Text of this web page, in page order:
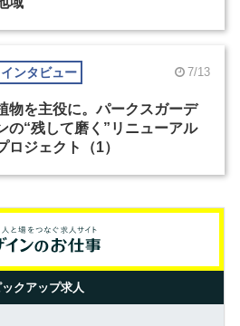
インタビュー 7/13
物を主役に。パークスガーデ
の“残して磨く”リニューアル
ロジェクト（1）
ックアップ求人